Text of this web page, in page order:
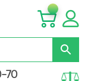
70